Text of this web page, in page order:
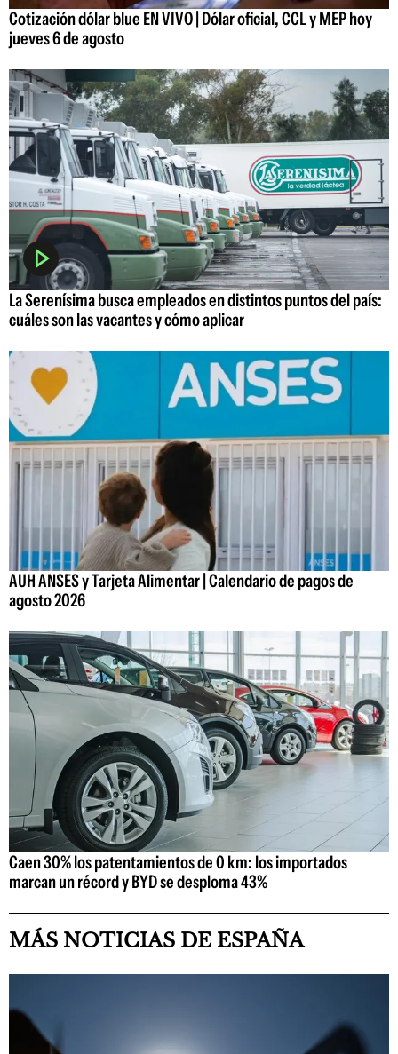
Cotización dólar blue EN VIVO | Dólar oficial, CCL y MEP hoy
jueves 6 de agosto
La Serenísima busca empleados en distintos puntos del país:
cuáles son las vacantes y cómo aplicar
AUH ANSES y Tarjeta Alimentar | Calendario de pagos de
agosto 2026
Caen 30% los patentamientos de 0 km: los importados
marcan un récord y BYD se desploma 43%
MÁS NOTICIAS DE ESPAÑA